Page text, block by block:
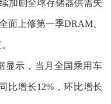
加剧全球存储器供需失
面上修第一季DRAM、
显示，当月全国乘用车
比增长12%，环比增长